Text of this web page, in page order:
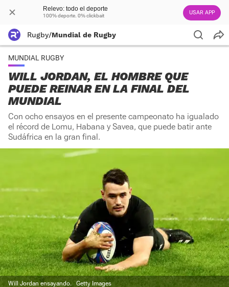
Relevo: todo el deporte
100% deporte. 0% clickbait USAR APP
Rugby/Mundial de Rugby
MUNDIAL RUGBY
WILL JORDAN, EL HOMBRE QUE
PUEDE REINAR EN LA FINAL DEL
MUNDIAL
Con ocho ensayos en el presente campeonato ha igualado
el récord de Lomu, Habana y Savea, que puede batir ante
Sudáfrica en la gran final.
Will Jordan ensayando. Getty Images